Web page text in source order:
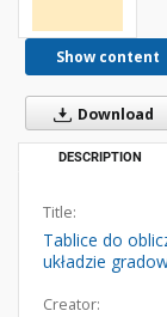
Show content
Download
DESCRIPTION
Title:
Tablice do
układzie
Creator: